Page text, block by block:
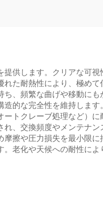
供します。クリアな可
た耐熱性により、極め
、頻繁な曲げや移動に
的な完全性を維持しま
トクレーブ処理など）
、交換頻度やメンテナ
擦や圧力損失を最小限
老化や天候への耐性に